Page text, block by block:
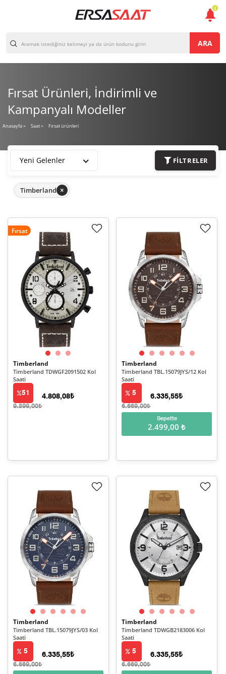
ARA
Fırsat Ürünleri, İndirimli ve
Kampanyalı Modeller
Anasayfa> Saat > Fırsat ürünleri
Yeni Gelenler FILTRELER
Timberland
Fırsat
Timberland
Timberland TDWGF2091502 Kol
Saati
51
9.899,00₺
4.808,08₺
Timberland
Timberland TBL.15079JYS/12 Kol
Saati
5
6.669,00₺
6.335,55₺
Sepette
2.499,00 ₺
Timberland
Timberland TBL.15079JYS/03 Kol
Saati
5
6.669,00₺
6.335,55₺
Timberland
Timberland TDWGB2183006 Kol
Saati
5
6.669,00₺
6.335,55₺
1